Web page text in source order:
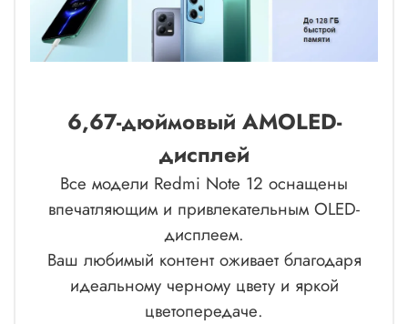
6,67-дюймовый AMOLED-
дисплей
Все модели Redmi Note 12 оснащены
впечатляющим и привлекательным OLED-
дисплеем.
Ваш любимый контент оживает благодаря
идеальному черному цвету и яркой
цветопередаче.